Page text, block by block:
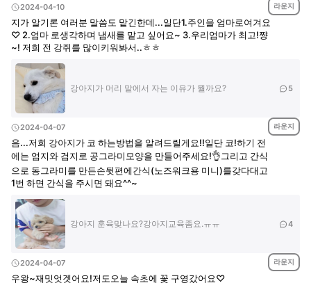
2024-04-10 라운지
지가 알기론 여러분 말씀도 맡긴한데...일단1.주인을 엄마로여겨요
♡ 2.엄마 로생각하며 냄새를 맡고 싶어요~ 3.우리엄마가 최고!쨩
~! 저희 전 강쥐를 많이키워봐서..ㅎㅎ
강아지가 머리 맡에서 자는 이유가 뭘까요? 5
2024-04-07 라운지
음...저희 강아지가 코 하는방법을 알려드릴게요!!일단 코!하기 전
에는 엄지와 검지로 공그라미모양을 만들어주세요!👌그리고 간식
으로 동그라미를 만든손뒷편에간식(노즈워크용 미니)를갖다대고
1번 하면 간식을 주시면 돼요^^~
강아지 훈육맞나요?강아지교육좀요.ㅠㅠ 4
2024-04-07 라운지
우왕~재밋엇겟어요!저도오늘 속초에 꽃 구영갔어요♡